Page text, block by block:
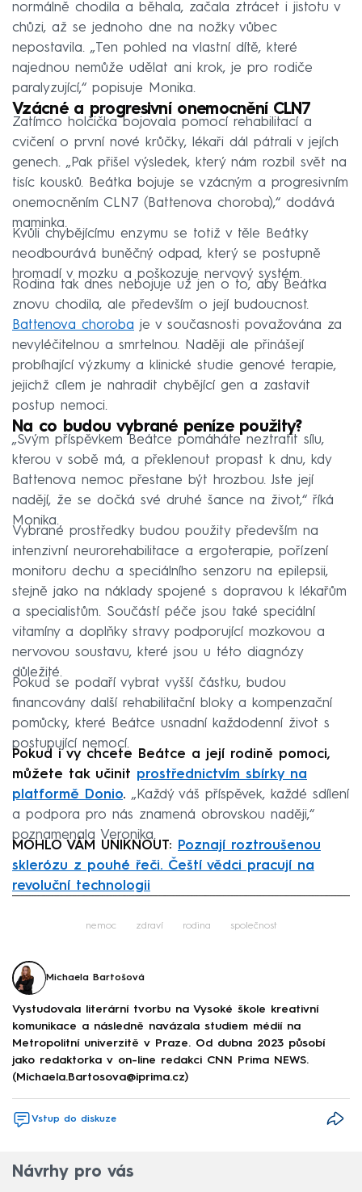
normálně chodila a běhala, začala ztrácet i jistotu v
chůzi, až se jednoho dne na nožky vůbec
nepostavila. „Ten pohled na vlastní dítě, které
najednou nemůže udělat ani krok, je pro rodiče
paralyzující,“ popisuje Monika.
Vzácné a progresivní onemocnění CLN7
Zatímco holčička bojovala pomocí rehabilitací a
cvičení o první nové krůčky, lékaři dál pátrali v jejích
genech. „Pak přišel výsledek, který nám rozbil svět na
tisíc kousků. Beátka bojuje se vzácným a progresivním
onemocněním CLN7 (Battenova choroba),“ dodává
maminka.
Kvůli chybějícímu enzymu se totiž v těle Beátky
neodbourává buněčný odpad, který se postupně
hromadí v mozku a poškozuje nervový systém.
Rodina tak dnes nebojuje už jen o to, aby Beátka
znovu chodila, ale především o její budoucnost.
Battenova choroba je v současnosti považována za
nevyléčitelnou a smrtelnou. Naději ale přinášejí
probíhající výzkumy a klinické studie genové terapie,
jejichž cílem je nahradit chybějící gen a zastavit
postup nemoci.
Na co budou vybrané peníze použity?
„Svým příspěvkem Beátce pomáháte neztratit sílu,
kterou v sobě má, a překlenout propast k dnu, kdy
Battenova nemoc přestane být hrozbou. Jste její
nadějí, že se dočká své druhé šance na život,“ říká
Monika.
Vybrané prostředky budou použity především na
intenzivní neurorehabilitace a ergoterapie, pořízení
monitoru dechu a speciálního senzoru na epilepsii,
stejně jako na náklady spojené s dopravou k lékařům
a specialistům. Součástí péče jsou také speciální
vitamíny a doplňky stravy podporující mozkovou a
nervovou soustavu, které jsou u této diagnózy
důležité.
Pokud se podaří vybrat vyšší částku, budou
financovány další rehabilitační bloky a kompenzační
pomůcky, které Beátce usnadní každodenní život s
postupující nemocí.
Pokud i vy chcete Beátce a její rodině pomoci,
můžete tak učinit prostřednictvím sbírky na
platformě Donio. „Každý váš příspěvek, každé sdílení
a podpora pro nás znamená obrovskou naději,“
poznamenala Veronika.
MOHLO VÁM UNIKNOUT: Poznají roztroušenou
sklerózu z pouhé řeči. Čeští vědci pracují na
revoluční technologii
nemoc zdraví rodina společnost
Michaela Bartošová
Vystudovala literární tvorbu na Vysoké škole kreativní
komunikace a následně navázala studiem médií na
Metropolitní univerzitě v Praze. Od dubna 2023 působí
jako redaktorka v on-line redakci CNN Prima NEWS.
(Michaela.Bartosova@iprima.cz)
Vstup do diskuze
Návrhy pro vás